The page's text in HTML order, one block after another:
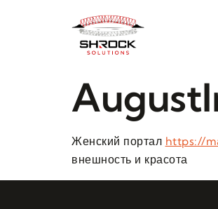
Женский портал https://
внешность и красота